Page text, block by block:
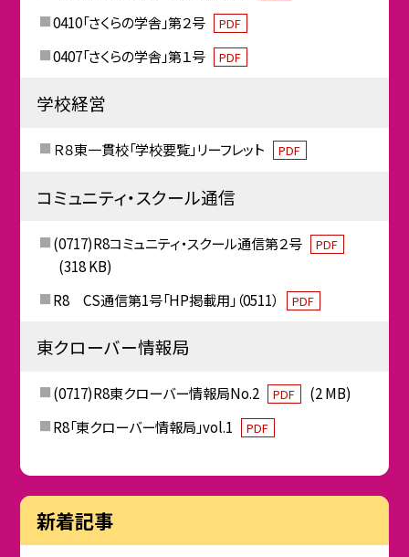
0410「さくらの学舎」第２号 PDF
0407「さくらの学舎」第１号 PDF
学校経営
Ｒ８東一貫校「学校要覧」リーフレット PDF
コミュニティ・スクール通信
(0717)R8コミュニティ・スクール通信第２号 PDF
(318 KB)
R8 CS通信第1号「HP掲載用」（0511）
PDF
東クローバー情報局
(0717)R8東クローバー情報局No.2 PDF
(2 MB)
R8「東クローバー情報局」vol.1
PDF
新着記事